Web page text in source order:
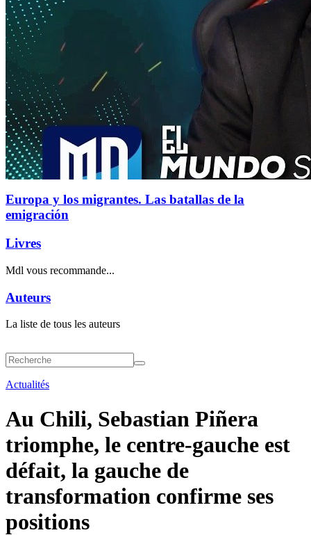
Europa y los migrantes. Las batallas de la
emigración
Livres
Mdl vous recommande...
Auteurs
La liste de tous les auteurs
Actualités
Au Chili, Sebastian Piñera
triomphe, le centre-gauche est
défait, la gauche de
transformation confirme ses
positions